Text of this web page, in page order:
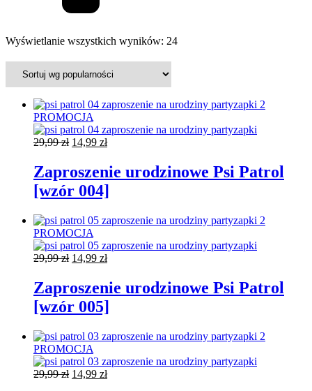
Wyświetlanie wszystkich wyników: 24Posortowane
PROMOCJA
29,99zł Pierwotna
wynosiła:
29,99 zł.
14,99 złAktualna
wynosi:
14,99 zł.
Zaproszenie urodzinowe Psi Patrol
[wzór 004]
PROMOCJA
29,99zł Pierwotna
wynosiła:
29,99 zł.
14,99 złAktualna
wynosi:
14,99 zł.
Zaproszenie urodzinowe Psi Patrol
[wzór 005]
PROMOCJA
29,99zł Pierwotna
14,99 złAktualna